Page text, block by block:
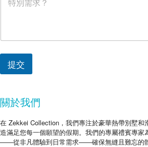
提交
關於我們
在 Zekkei Collection，我們專注於豪華熱帶別墅和
造滿足您每一個願望的假期。我們的專屬禮賓專家
——從非凡體驗到日常需求——確保無縫且難忘的體